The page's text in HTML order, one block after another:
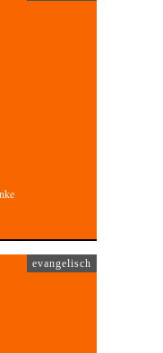
evangelisch